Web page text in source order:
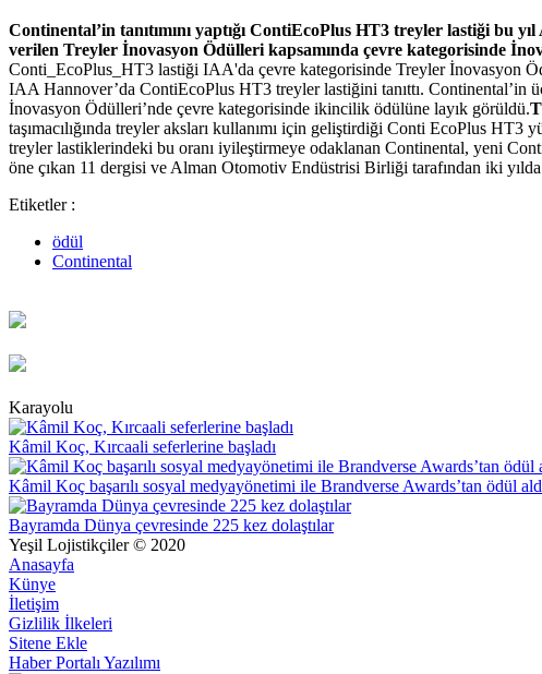
Continental’in tanıtımını yaptığı ContiEcoPlus HT3 treyler lastiği bu
verilen Treyler İnovasyon Ödülleri kapsamında çevre kategorisinde
Conti_EcoPlus_HT3 lastiği IAA'da çevre kategorisinde Treyler İnovasyon
IAA Hannover’da ContiEcoPlus HT3 treyler lastiğini tanıttı.
İnovasyon Ödülleri’nde çevre kategorisinde ikincilik ödülüne layık görüldü.
taşımacılığında treyler aksları kullanımı için geliştirdiği Conti EcoPlus
treyler lastiklerindeki bu oranı iyileştirmeye odaklanan Continental, yeni
öne çıkan 11 dergisi ve Alman Otomotiv Endüstrisi Birliği tarafından iki
Etiketler :
ödül
Continental
Karayolu
Kâmil Koç, Kırcaali seferlerine başladı
Kâmil Koç başarılı sosyal medyayönetimi ile Brandverse Awards’tan ödül
Bayramda Dünya çevresinde 225 kez dolaştılar
Yeşil Lojistikçiler © 2020
Anasayfa
Künye
İletişim
Gizlilik İlkeleri
Sitene Ekle
Haber Portalı Yazılımı